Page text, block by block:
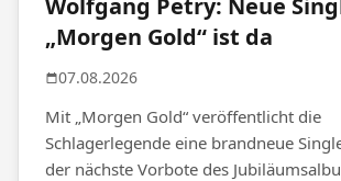
„Morgen Gold“ ist da
07.08.2026
Mit „Morgen Gold“ veröffentlicht die
Schlagerlegende eine brandneue
der nächste Vorbote des